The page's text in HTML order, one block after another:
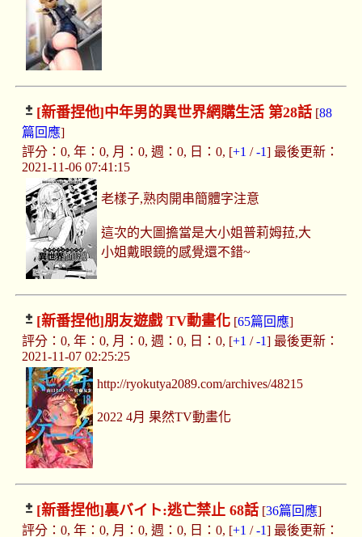
[新番捏他]中年男的異世界網購生活 第28話[88
篇回應]
評分：0, 年：0, 月：0, 週：0, 日：0, [+1 /-1] 最後更新：
2021-11-06 07:41:15
老樣子,熟肉開串簡體字注意
這次的大圖擔當是大小姐普莉姆菈,大
小姐戴眼鏡的感覺還不錯~
[新番捏他]朋友遊戲 TV動畫化[65篇回應]
評分：0, 年：0, 月：0, 週：0, 日：0, [+1 /-1] 最後更新：
2021-11-07 02:25:25
http://ryokutya2089.com/archives/48215
2022 4月 果然TV動畫化
[新番捏他]裏バイト:逃亡禁止 68話[36篇回應]
評分：0, 年：0, 月：0, 週：0, 日：0, [+1 /-1] 最後更新：